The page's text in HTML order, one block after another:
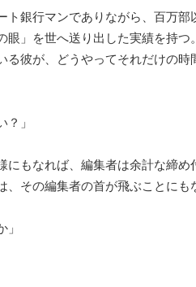
銀行マンでありながら、百万部
」を世へ送り出した実績を持つ。
彼が、どうやってそれだけの時
？」
にもなれば、編集者は余計な締め
、その編集者の首が飛ぶことにも